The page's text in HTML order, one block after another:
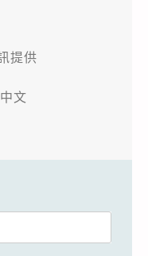
提供
文